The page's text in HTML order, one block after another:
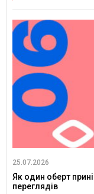
25.07.2026
Як один оберт
переглядів